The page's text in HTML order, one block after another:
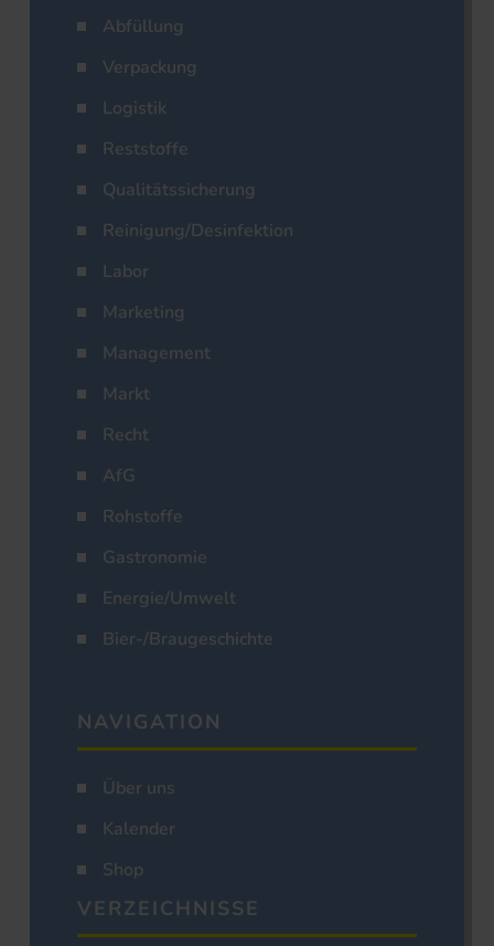
Abfüllung
Verpackung
Logistik
Reststoffe
Qualitätssicherung
Reinigung/Desinfektion
Labor
Marketing
Management
Markt
Recht
AfG
Rohstoffe
Gastronomie
Energie/Umwelt
Bier-/Braugeschichte
NAVIGATION
Über uns
Kalender
Shop
VERZEICHNISSE